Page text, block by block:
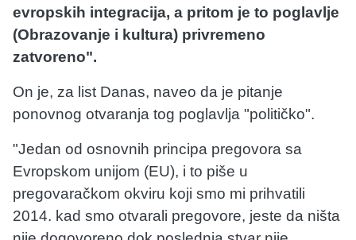
evropskih integracija, a pritom je to poglavlje
(Obrazovanje i kultura) privremeno
zatvoreno".
On je, za list Danas, naveo da je pitanje
ponovnog otvaranja tog poglavlja "političko".
"Jedan od osnovnih principa pregovora sa
Evropskom unijom (EU), i to piše u
pregovaračkom okviru koji smo mi prihvatili
2014. kad smo otvarali pregovore, jeste da ništa